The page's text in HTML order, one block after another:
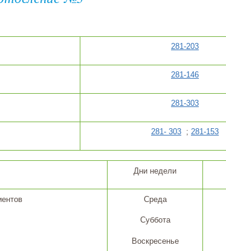
281-203
281-146
281-303
281- 303 ; 281-153
Дни недели
Среда
Суббота
Воскресенье